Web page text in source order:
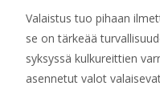
Valaistus tuo pihaan
se on tärkeää
syksyssä kulkureittien
asennetut valot